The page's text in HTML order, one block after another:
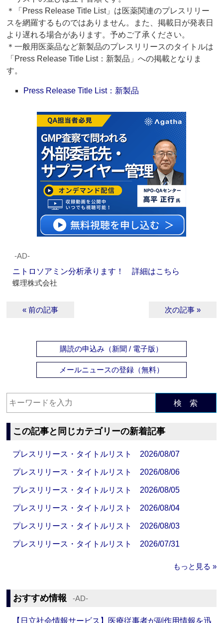
＊「Press Release Title List」は医薬関連のプレスリリー
スを網羅するものではありません。また、掲載日が発表日
より遅れる場合があります。予めご了承ください。
＊一般用医薬品など新製品のプレスリリースのタイトルは
「Press Release Title List：新製品」への掲載となりま
す。
Press Release Title List：新製品
‐AD‐
ニトロソアミン分析承ります！ 詳細はこちら
蝶理株式会社
« 前の記事 次の記事 »
購読の申込み（新聞 / 電子版）
メールニュースの登録（無料）
検 索
この記事と同じカテゴリーの新着記事
プレスリリース・タイトルリスト 2026/08/07
プレスリリース・タイトルリスト 2026/08/06
プレスリリース・タイトルリスト 2026/08/05
プレスリリース・タイトルリスト 2026/08/04
プレスリリース・タイトルリスト 2026/08/03
プレスリリース・タイトルリスト 2026/07/31
もっと見る »
おすすめ情報 ‐AD‐
【日立社会情報サービス】医療従事者が副作用情報を迅